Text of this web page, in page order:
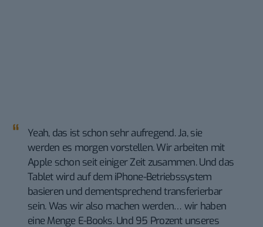
Yeah, das ist schon sehr aufregend. Ja, sie
werden es morgen vorstellen. Wir arbeiten mit
Apple schon seit einiger Zeit zusammen. Und das
Tablet wird auf dem iPhone-Betriebssystem
basieren und dementsprechend transferierbar
sein. Was wir also machen werden… wir haben
eine Menge E-Books. Und 95 Prozent unseres